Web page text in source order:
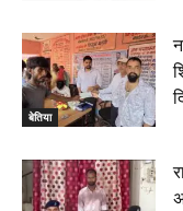
00:33
रक्सौल :
00:58
बेतिया में
जलाया,
00:12
बेतिया